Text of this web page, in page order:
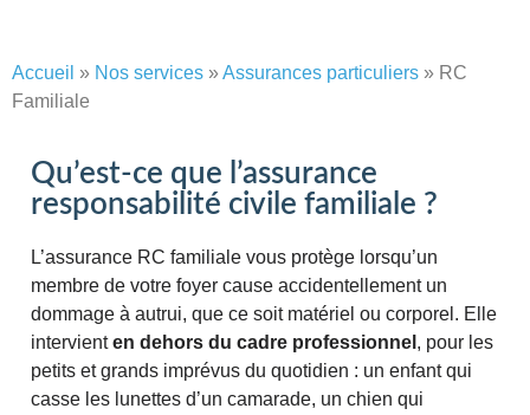
Accueil » Nos services »Assurances particuliers » RC
Familiale
Qu’est-ce que l’assurance
responsabilité civile familiale ?
L’assurance RC familiale vous protège lorsqu’un
membre de votre foyer cause accidentellement un
dommage à autrui, que ce soit matériel ou corporel. Elle
intervienten dehors du cadre professionnel , pour les
petits et grands imprévus du quotidien : un enfant qui
casse les lunettes d’un camarade, un chien qui